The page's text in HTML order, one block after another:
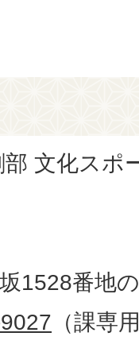
文化スポ
1528番地
（課専